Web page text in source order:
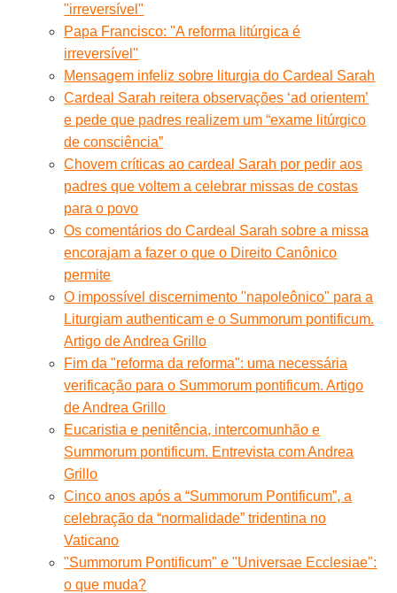
"irreversível"
Papa Francisco: ''A reforma litúrgica é
irreversível''
Mensagem infeliz sobre liturgia do Cardeal Sarah
Cardeal Sarah reitera observações ‘ad orientem’
e pede que padres realizem um “exame litúrgico
de consciência”
Chovem críticas ao cardeal Sarah por pedir aos
padres que voltem a celebrar missas de costas
para o povo
Os comentários do Cardeal Sarah sobre a missa
encorajam a fazer o que o Direito Canônico
permite
O impossível discernimento "napoleônico" para a
Liturgiam authenticam e o Summorum pontificum.
Artigo de Andrea Grillo
Fim da "reforma da reforma": uma necessária
verificação para o Summorum pontificum. Artigo
de Andrea Grillo
Eucaristia e penitência, intercomunhão e
Summorum pontificum. Entrevista com Andrea
Grillo
Cinco anos após a “Summorum Pontificum”, a
celebração da “normalidade” tridentina no
Vaticano
"Summorum Pontificum" e "Universae Ecclesiae":
o que muda?